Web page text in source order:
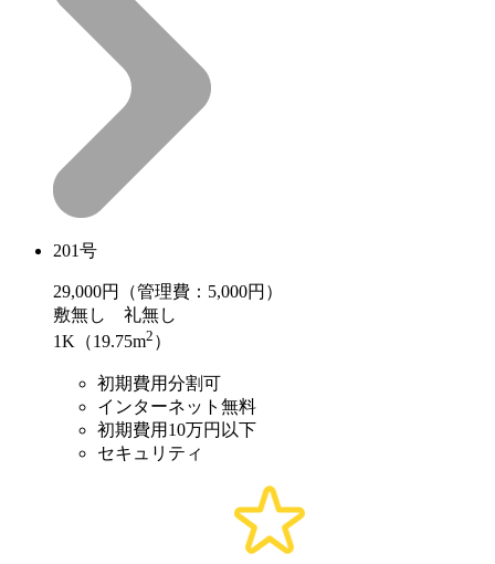
201号
29,000円（管理費：5,000円）
敷無し 礼無し
1K（19.75m2 ）
初期費用分割可
インターネット無料
初期費用10万円以下
セキュリティ